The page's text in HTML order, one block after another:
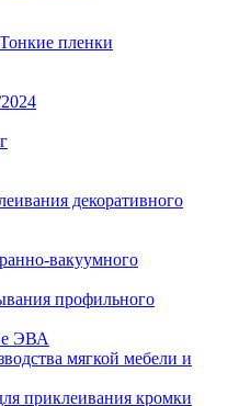
пленки
декоративного
вакуумного
профильного
ЭВА
мягкой мебели и
приклеивания кромки